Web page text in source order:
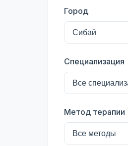
Город
Специализация
Метод терапии